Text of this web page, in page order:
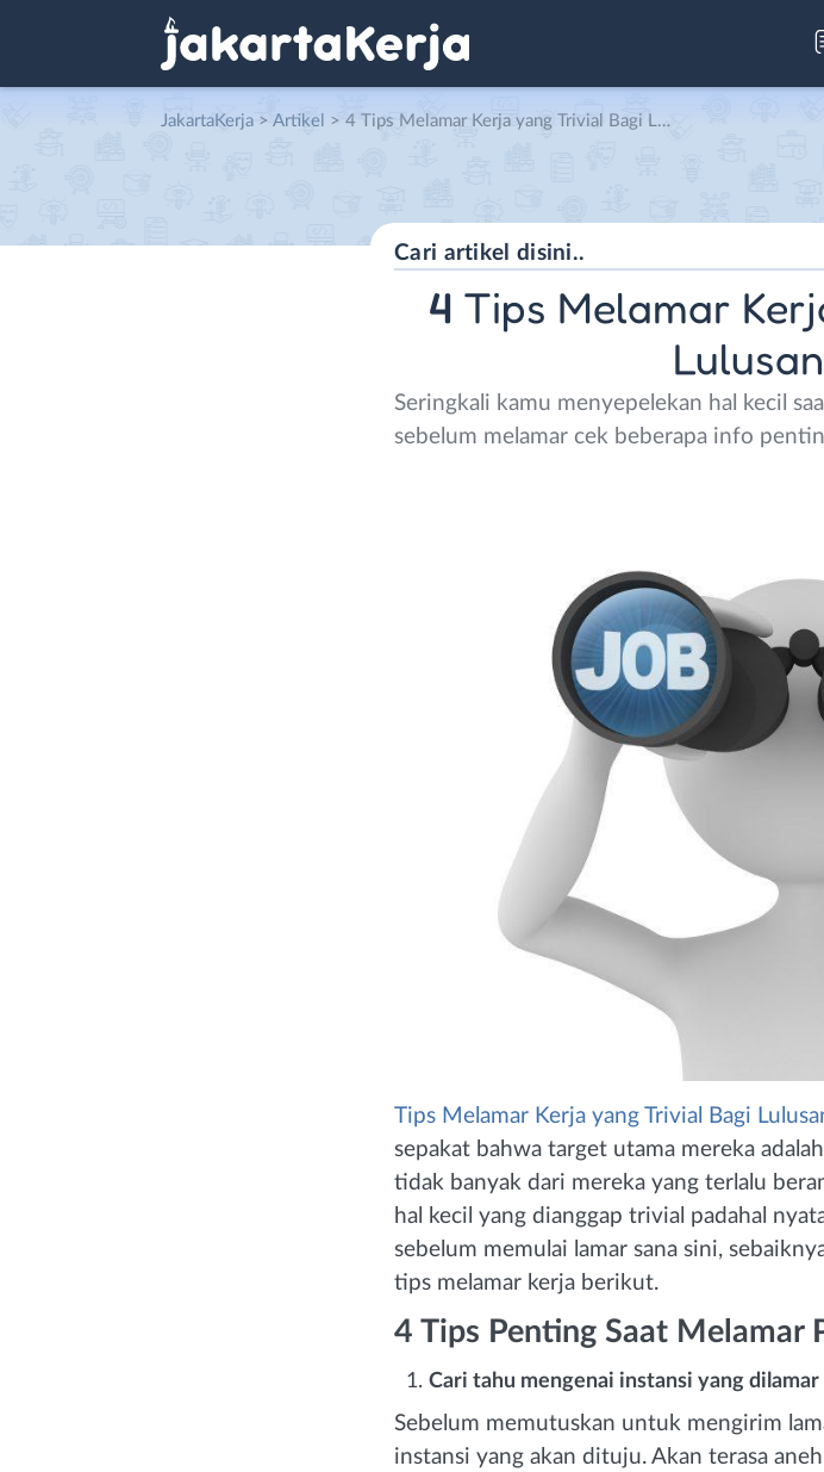
JakartaKerja > Artikel > 4 Tips Melamar Kerja yang Trivial Bagi Lulusan Baru
4 Tips Melamar
Seringkali kamu menyepelekan hal kecil
sebelum melamar cek beberapa info
Tips Melamar Kerja yang Trivial Bagi
sepakat bahwa target utama mereka
tidak banyak dari mereka yang terlalu
hal kecil yang dianggap trivial padahal
sebelum memulai lamar sana sini,
tips melamar kerja berikut.
4 Tips Penting Saat Melamar
Cari tahu mengenai instansi yang dilamar
Sebelum memutuskan untuk mengirim
instansi yang akan dituju. Akan terasa